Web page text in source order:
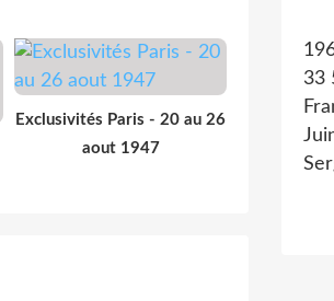
Exclusivités Paris - 20 au 26
aout 1947
33